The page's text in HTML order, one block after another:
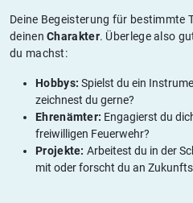
Deine Begeisterung für bestimmte
deinenCharakter. Überlege also
du machst:
Hobbys: Spielst du ein
zeichnest du gerne?
Ehrenämter: Engagierst du
freiwilligen Feuerwehr?
Projekte: Arbeitest du in der
mit oder forscht du an